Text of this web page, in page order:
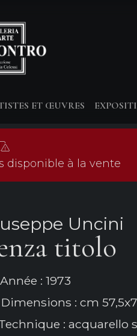
ET ŒUVRES
disponible à la vente
Uncini
titolo
Année : 1973
Dimensions : cm
: acquarello